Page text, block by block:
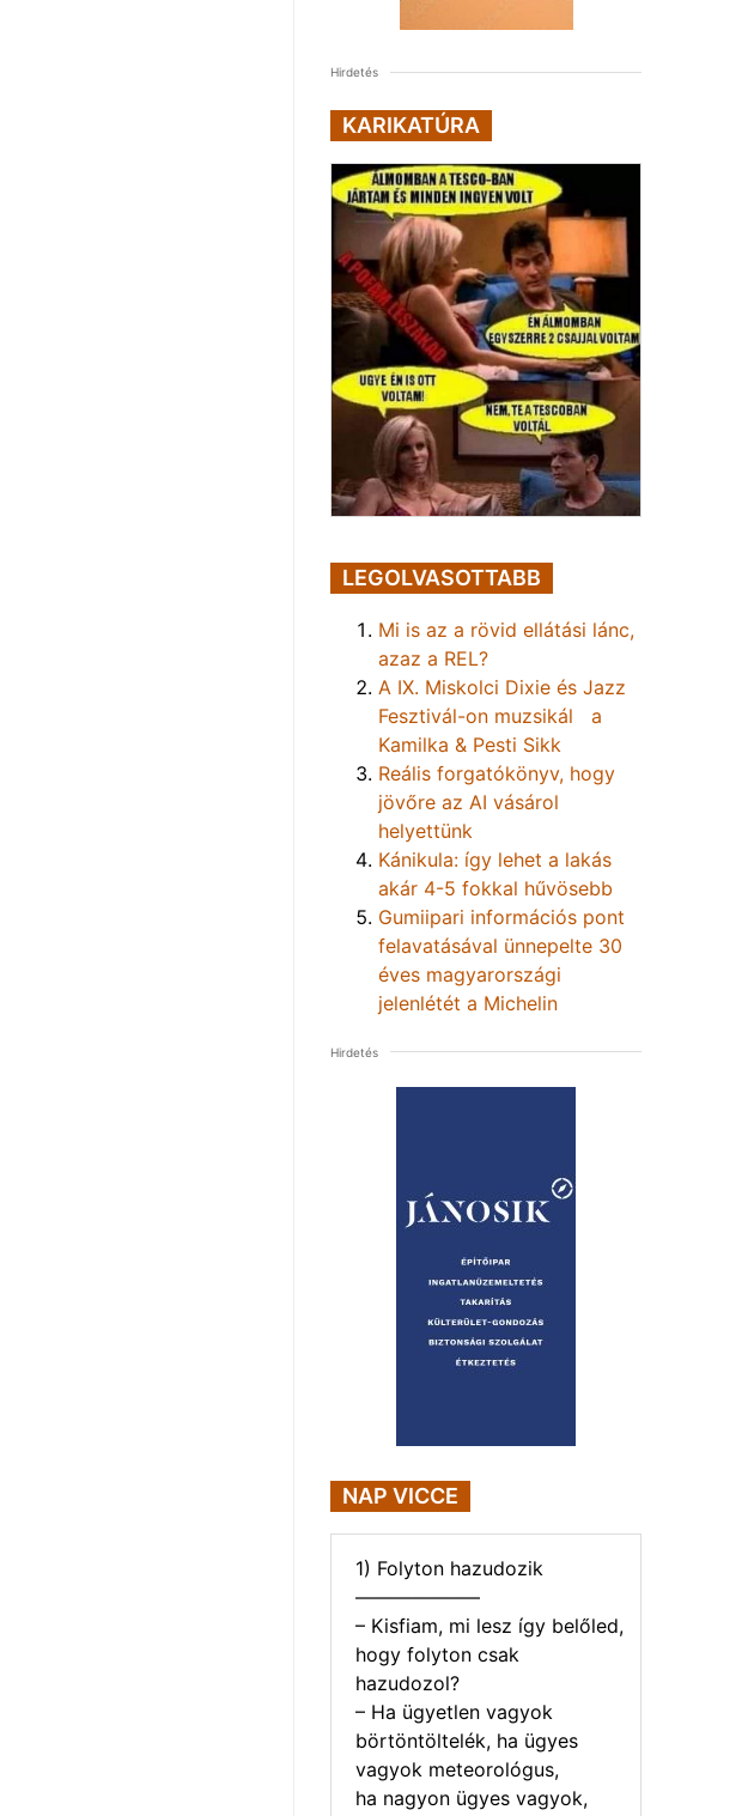
Hirdetés
KARIKATÚRA
LEGOLVASOTTABB
Mi is az a rövid ellátási lánc,
azaz a REL?
A IX. Miskolci Dixie és Jazz
Fesztivál-on muzsikál a
Kamilka & Pesti Sikk
Reális forgatókönyv, hogy
jövőre az AI vásárol
helyettünk
Kánikula: így lehet a lakás
akár 4-5 fokkal hűvösebb
Gumiipari információs pont
felavatásával ünnepelte 30
éves magyarországi
jelenlétét a Michelin
Hirdetés
NAP VICCE
1) Folyton hazudozik
——————–
– Kisfiam, mi lesz így belőled,
hogy folyton csak
hazudozol?
– Ha ügyetlen vagyok
börtöntöltelék, ha ügyes
vagyok meteorológus,
ha nagyon ügyes vagyok,